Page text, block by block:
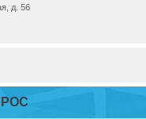
д. 56